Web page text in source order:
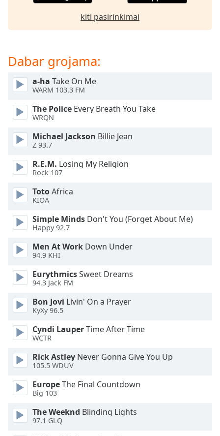
Area
Color
Opacity
Font
Size
Text
Edge
Style
Font
Done
Modal
Dialog
dialog
kiti pasirinkimai
Dabar grojama:
a-ha Take On Me
WARM 103.3 FM
The Police Every Breath You Take
WRQN
Michael Jackson Billie Jean
Z 93.7
R.E.M. Losing My Religion
Rock 107
TotoAfrica
KIOA
Simple Minds Don't You (Forget About Me)
Happy 92.7
Men At Work Down Under
94.9 KHI
EurythmicsSweet Dreams
94.3 Jack FM
Bon Jovi Livin' On a Prayer
KyXy 96.5
Cyndi LauperTime After Time
WCTR
Rick Astley Never Gonna Give You Up
105.5 WDUV
EuropeThe Final Countdown
Big 103
The Weeknd Blinding Lights
97.1 GLQ